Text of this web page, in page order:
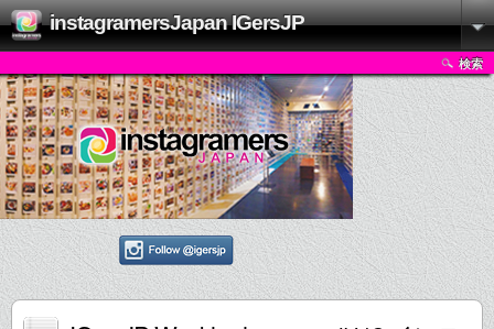
instagramersJapan IGersJP
検索